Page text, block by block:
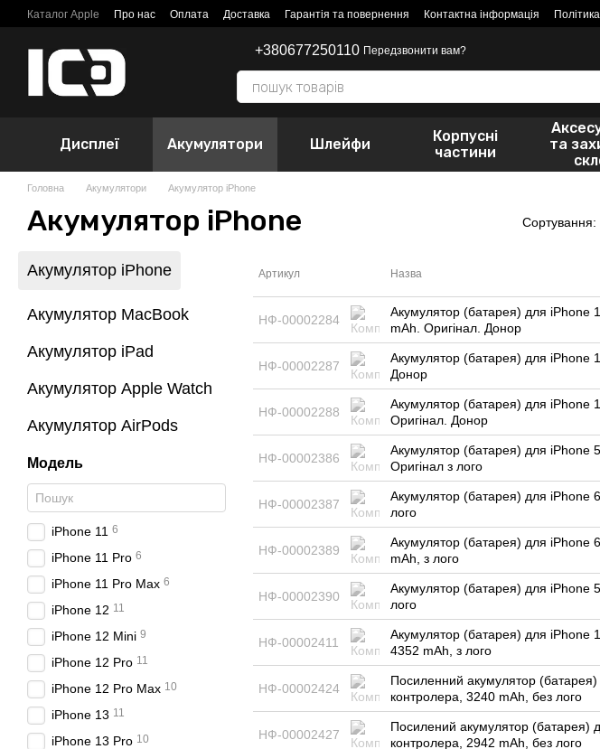
Перейти до основного контенту
Каталог Apple Про нас Оплата Доставка Гарантія та повернення Контактна інформація
+380677250110 Передзвонити вам?
Дисплеї Акумулятори Шлейфи
Корпусні
частини
та
Головна Акумулятори Акумулятор iPhone
Акумулятор iPhone Сортування:
Артикул Назва
НФ-00002284
Акумулятор (батарея) для iPhone
mAh. Оригінал. Донор
НФ-00002287
Акумулятор (батарея) для iPhone
Донор
НФ-00002288
Акумулятор (батарея) для iPhone
Оригінал. Донор
НФ-00002386
Акумулятор (батарея) для iPhone
Оригінал з лого
НФ-00002387
Акумулятор (батарея) для iPhone
лого
НФ-00002389
Акумулятор (батарея) для iPhone
mAh, з лого
НФ-00002390
Акумулятор (батарея) для iPhone
лого
НФ-00002411
Акумулятор (батарея) для iPhone
4352 mAh, з лого
НФ-00002424
Посиленний акумулятор
контролера, 3240 mAh, без лого
НФ-00002427
Посилений акумулятор (батарея)
контролера, 2942 mAh, без лого
Акумулятор iPhone
Акумулятор MacBook
Акумулятор iPad
Акумулятор Apple Watch
Акумулятор AirPods
Модель
iPhone 11 6
iPhone 11 Pro 6
iPhone 11 Pro Max 6
iPhone 12 11
iPhone 12 Mini 9
iPhone 12 Pro 11
iPhone 12 Pro Max 10
iPhone 13 11
iPhone 13 Pro 10